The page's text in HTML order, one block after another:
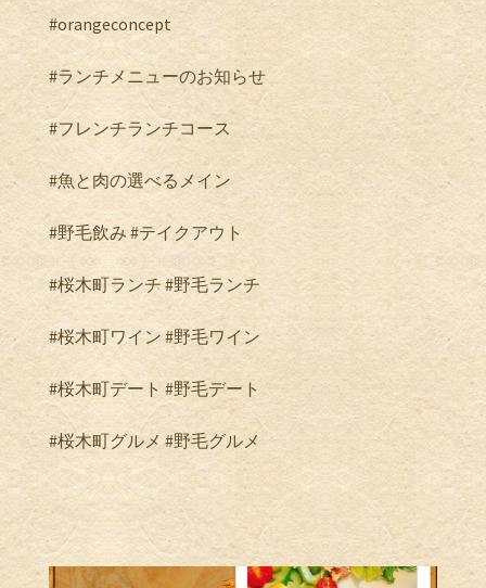
#orangeconcept
#ランチメニューのお知らせ
#フレンチランチコース
#魚と肉の選べるメイン
#野毛飲み #テイクアウト
#桜木町ランチ #野毛ランチ
#桜木町ワイン #野毛ワイン
#桜木町デート #野毛デート
#桜木町グルメ #野毛グルメ